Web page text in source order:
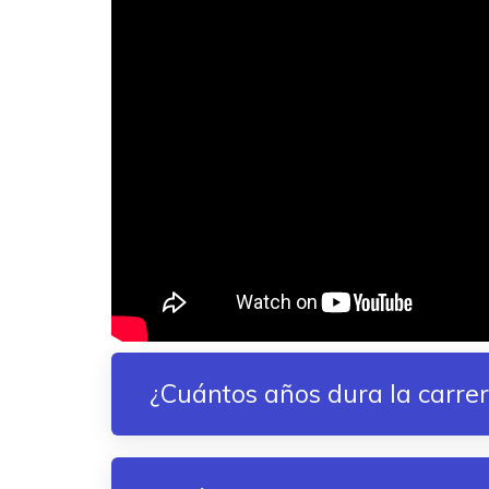
¿Cuántos años dura la